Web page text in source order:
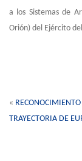
a los Sistemas de
Orión) del Ejército
«
TRAYECTORIA DE